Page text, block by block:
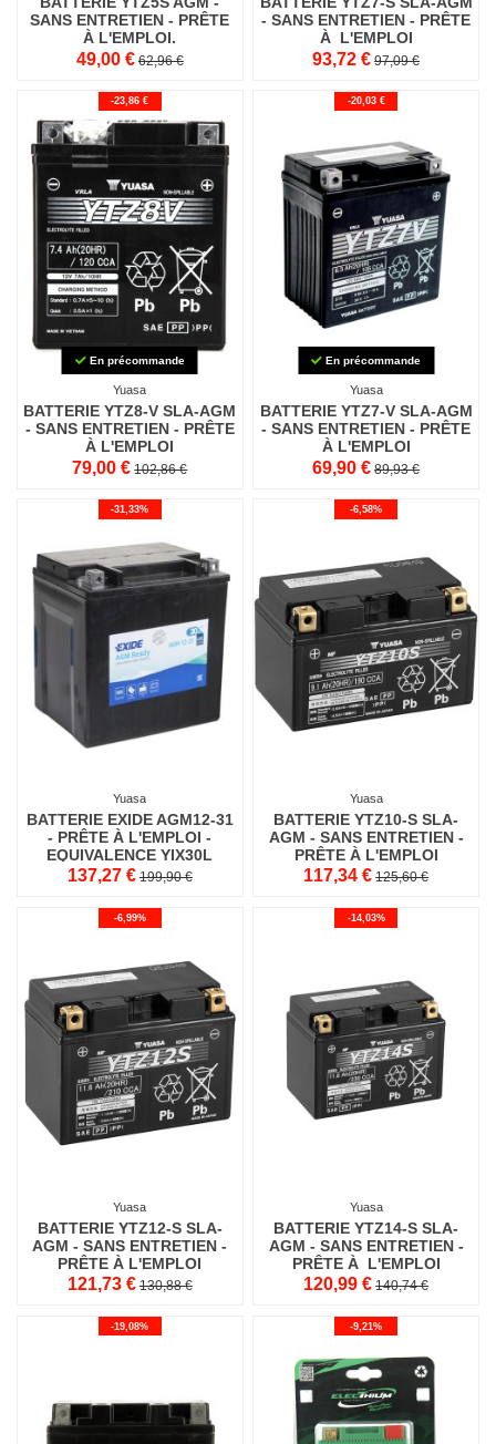
SANS ENTRETIEN - PRÊTE
À L'EMPLOI.
49,00 € 62,96 €
- SANS ENTRETIEN - PRÊTE
À L'EMPLOI
93,72 € 97,09 €
-23,86 €
En précommande
Yuasa
BATTERIE YTZ8-V SLA-AGM
- SANS ENTRETIEN - PRÊTE
À L'EMPLOI
79,00 € 102,86 €
-20,03 €
En précommande
Yuasa
BATTERIE YTZ7-V SLA-AGM
- SANS ENTRETIEN - PRÊTE
À L'EMPLOI
69,90 € 89,93 €
-31,33%
Yuasa
BATTERIE EXIDE AGM12-31
- PRÊTE À L'EMPLOI -
EQUIVALENCE YIX30L
137,27 € 199,90 €
-6,58%
Yuasa
BATTERIE YTZ10-S SLA-
AGM - SANS ENTRETIEN -
PRÊTE À L'EMPLOI
117,34 € 125,60 €
-6,99%
Yuasa
BATTERIE YTZ12-S SLA-
AGM - SANS ENTRETIEN -
PRÊTE À L'EMPLOI
121,73 € 130,88 €
-14,03%
Yuasa
BATTERIE YTZ14-S SLA-
AGM - SANS ENTRETIEN -
PRÊTE À L'EMPLOI
120,99 € 140,74 €
-19,08% -9,21%